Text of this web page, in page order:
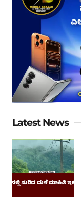
Latest News